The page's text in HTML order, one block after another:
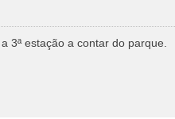
3ª estação a contar do parque.